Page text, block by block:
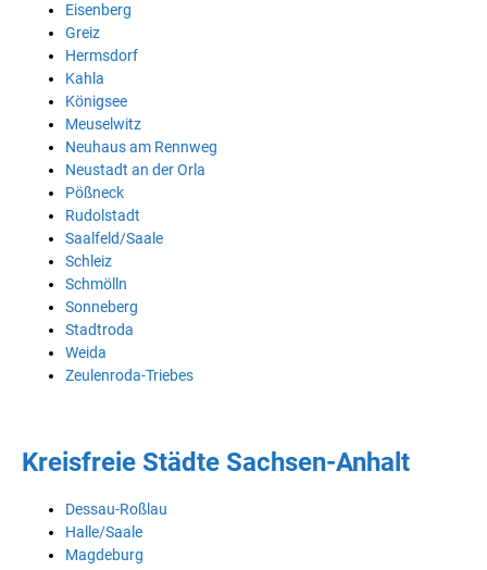
Eisenberg
Greiz
Hermsdorf
Kahla
Königsee
Meuselwitz
Neuhaus am Rennweg
Neustadt an der Orla
Pößneck
Rudolstadt
Saalfeld/Saale
Schleiz
Schmölln
Sonneberg
Stadtroda
Weida
Zeulenroda-Triebes
Kreisfreie Städte Sachsen-Anhalt
Dessau-Roßlau
Halle/Saale
Magdeburg